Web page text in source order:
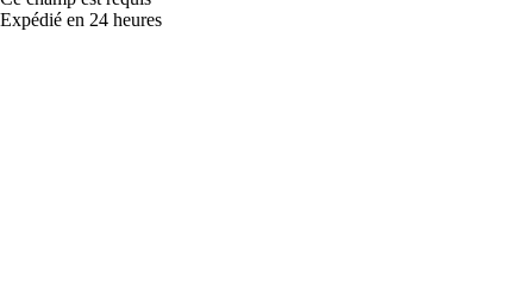
Expédié en 24 heures